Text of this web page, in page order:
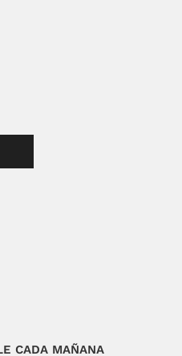
CADA MAÑANA